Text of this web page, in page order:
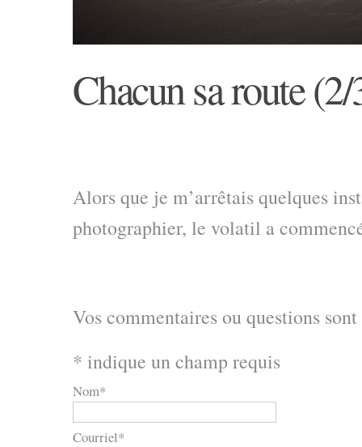
Chacun sa route
Alors que je m’arrêtais quelques
photographier, le volatil a
Vos commentaires ou questions
* indique un champ requis
Nom*
Courriel*